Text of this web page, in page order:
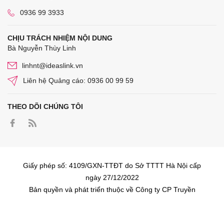
0936 99 3933
CHỊU TRÁCH NHIỆM NỘI DUNG
Bà Nguyễn Thùy Linh
linhnt@ideaslink.vn
Liên hệ Quảng cáo: 0936 00 99 59
THEO DÕI CHÚNG TÔI
Giấy phép số: 4109/GXN-TTĐT do Sở TTTT Hà Nội cấp
ngày 27/12/2022
Bản quyền và phát triển thuộc về Công ty CP Truyền